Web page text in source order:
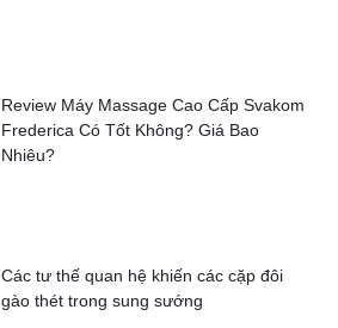
Review Máy Massage Cao Cấp Svakom
Frederica Có Tốt Không? Giá Bao
Nhiêu?
Các tư thế quan hệ khiến các cặp đôi
gào thét trong sung sướng